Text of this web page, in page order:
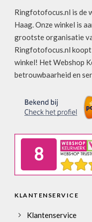
Ringfotofocus.nl is de
Haag. Onze winkel is
grootste organisatie
Ringfotofocus.nl koopt
winkel! Het Webshop
betrouwbaarheid en
KLANTENSERVICE
Klantenservice